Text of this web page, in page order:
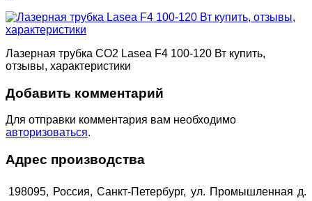
Лазерная трубка CO2 Lasea F4 100-120 Вт купить,
отзывы, характеристики
Добавить комментарий
Для отправки комментария вам необходимо
авторизоваться.
Адрес производства
198095, Россия, Санкт-Петербург, ул. Промышленная д.